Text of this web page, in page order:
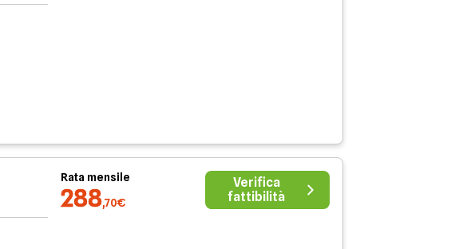
Rata mensile
288,70€
Verifica
fattibilità